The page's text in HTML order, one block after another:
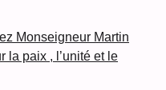
Monseigneur Martin
la paix , l’unité et le